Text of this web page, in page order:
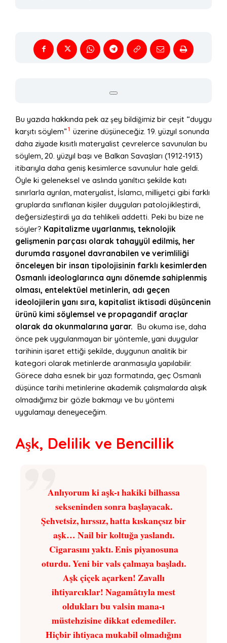
Bu yazıda hakkında pek az şey bildiğimiz bir çeşit “duygu
karşıtı söylem”1 üzerine düşüneceğiz. 19. yüzyıl sonunda
daha ziyade kısıtlı materyalist çevrelerce savunulan bu
söylem, 20. yüzyıl başı ve Balkan Savaşları (1912-1913)
itibarıyla daha geniş kesimlerce savunulur hale geldi.
Öyle ki geleneksel ve aslında yanıltıcı şekilde katı
sınırlarla ayrılan, materyalist, İslamcı, milliyetçi gibi farklı
gruplarda sınıflanan kişiler duyguları patolojikleştirdi,
değersizleştirdi ya da tehlikeli addetti. Peki bu bize ne
söyler? Kapitalizme uyarlanmış, teknolojik
gelişmenin parçası olarak tahayyül edilmiş, her
durumda rasyonel davranabilen ve verimliliği
önceleyen bir insan tipolojisinin farklı kesimlerden
Osmanlı ideologlarınca aynı dönemde sahiplenmiş
olması, entelektüel metinlerin, adı geçen
ideolojilerin yanı sıra, kapitalist iktisadi düşüncenin
ürünü kimi söylemsel ve propagandif araçlar
olarak da okunmalarına yarar. Bu okuma ise, daha
önce pek uygulanmayan bir yöntemle, yani duygular
tarihinin işaret ettiği şekilde, duygunun analitik bir
kategori olarak metinlerde aranmasıyla yapılabilir.
Görece daha esnek bir yazı formatında, geç Osmanlı
düşünce tarihi metinlerine akademik çalışmalarda alışık
olmadığımız bir gözle bakmayı ve bu yöntemi
uygulamayı deneyeceğim.
Aşk, Delilik ve Bencillik
Anlıyorum ki aşk-ı hakiki bilhassa
sekseninden sonra başlayacak.
Şehvetsiz, hırssız, hatta kıskançsız bir
aşk… Nail bir koltuğa yaslandı.
Cigarasını yaktı. Enis piyanosuna
oturdu. Yeni bir vals çalmaya başladı.
Aşk çiçek açarken! Zavallı
ihtiyarcıklar! Nagamâtıyla mest
oldukları bu valsin mana-ı
müstehzisine dikkat edemediler.
Hiçbir ihtiyaca mukabil olmadığını